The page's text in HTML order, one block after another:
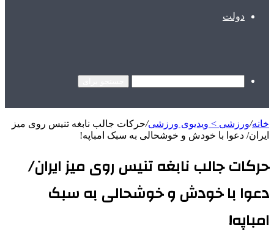
دولت
خانه/ورزشی > ویدیوی ورزشی/حرکات جالب نابغه تنیس روی میز
ایران/ دعوا با خودش و خوشحالی به سبک امباپه!
حرکات جالب نابغه تنیس روی میز ایران/
دعوا با خودش و خوشحالی به سبک
امباپه!